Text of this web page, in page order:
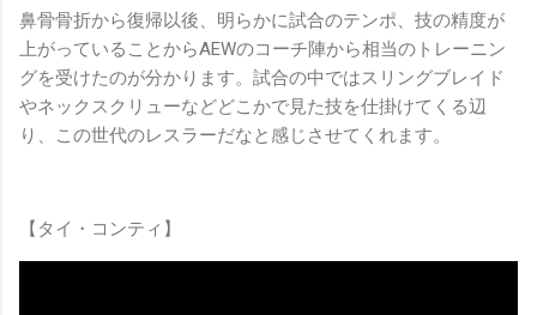
鼻骨骨折から復帰以後、明らかに試合のテンポ、技の精度が
上がっていることからAEWのコーチ陣から相当のトレーニン
グを受けたのが分かります。試合の中ではスリングブレイド
やネックスクリューなどどこかで見た技を仕掛けてくる辺
り、この世代のレスラーだなと感じさせてくれます。
【タイ・コンティ】